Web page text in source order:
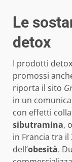
Le
detox
I prodotti
promossi
riporta il sito
in un
con effetti
sibutramina,
in Francia tra
dell’obesità.